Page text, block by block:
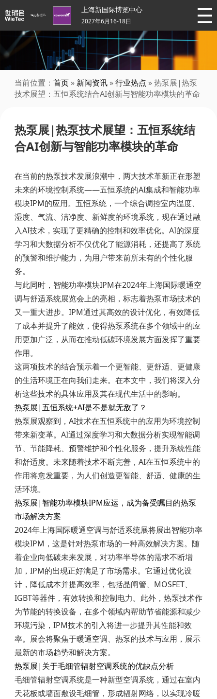
上海新国际博览中心
2027年6月16-18日
当前位置： 首页 » 新闻资讯 »行业热点 » 热泵展|热泵
技术展望：五恒系统结合AI创新与智能功率模块的革命
热泵展|热泵技术展望：五恒系统结
合AI创新与智能功率模块的革命
在当前的热泵技术发展浪潮中，两大技术革新正在形塑
未来的环境控制系统——五恒系统的AI集成和智能功率
模块IPM的应用。五恒系统，一个综合调控室内温度、
湿度、气流、洁净度、新鲜度的环境系统，现在通过融
入AI技术，实现了更精确的控制和效率优化。AI的深度
学习和大数据分析不仅优化了能源消耗，还提高了系统
的预警和维护能力，为用户带来前所未有的个性化服
务。
与此同时，智能功率模块IPM在2024年上海国际暖通空
调与舒适系统展览会上的亮相，标志着热泵市场技术的
又一重大进步。IPM通过其高效的设计优化，有效降低
了成本并提升了能效，使得热泵系统在多个领域中的应
用更加广泛，从而在推动低碳环境发展方面发挥了重要
作用。
这两项技术的结合预示着一个更智能、更舒适、更健康
的生活环境正在向我们走来。在本文中，我们将深入分
析这些技术的具体应用及其在现代生活中的影响。
热泵展|五恒系统+AI是不是就无敌了？
热泵展观察到，AI技术在五恒系统中的应用为环境控制
带来新变革。AI通过深度学习和大数据分析实现智能调
节、节能降耗、预警维护和个性化服务，提升系统性能
和舒适度。未来随着技术不断完善，AI在五恒系统中的
作用将愈发重要，为人们创造更智能、舒适、健康的生
活环境。
热泵展|智能功率模块IPM应运，成为备受瞩目的热泵
市场解决方案
2024年上海国际暖通空调与舒适系统展将展出智能功率
模块IPM，这是针对热泵市场的一种高效解决方案。随
着企业向低碳未来发展，对功率半导体的需求不断增
加，IPM的出现正好满足了市场需求。它通过优化设
计，降低成本并提高效率，包括晶闸管、MOSFET、
IGBT等器件，有效转换和控制电力。此外，热泵技术作
为节能的转换设备，在多个领域内帮助节省能源和减少
环境污染，IPM技术的引入将进一步提升其性能和效
率。展会将聚焦于暖通空调、热泵的技术与应用，展示
最新的市场趋势和解决方案。
热泵展|关于毛细管辐射空调系统的优缺点分析
毛细管辐射空调系统是一种新型空调系统，通过在室内
天花板或墙面敷设毛细管，形成辐射网络，以实现冷暖